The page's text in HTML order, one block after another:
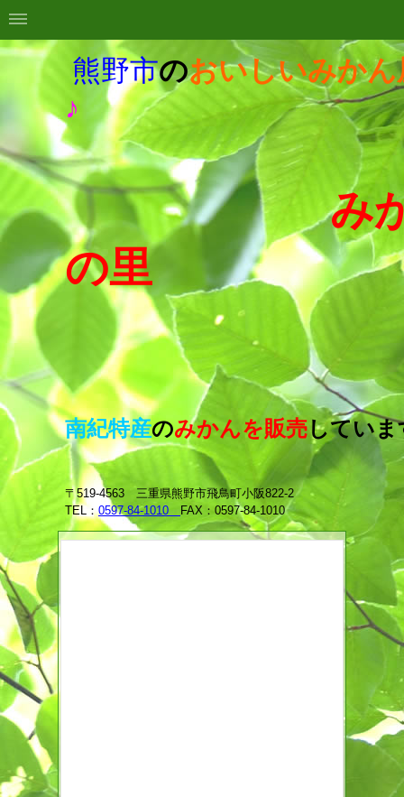
熊野市のおいしいみかん
♪
みか
の里
南紀特産のみかんを販売していま
〒519-4563 三重県熊野市飛鳥町小阪822-2
TEL：0597-84-1010 FAX：0597-84-1010